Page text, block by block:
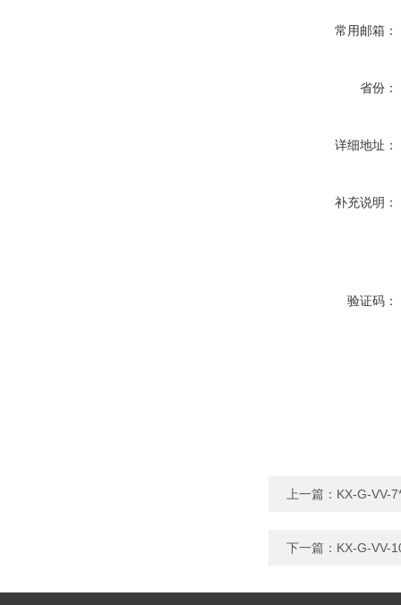
常用邮箱：
省份：
详细地址：
补充说明：
验证码：
上一篇： KX-G-VV-
下一篇： KX-G-VV-